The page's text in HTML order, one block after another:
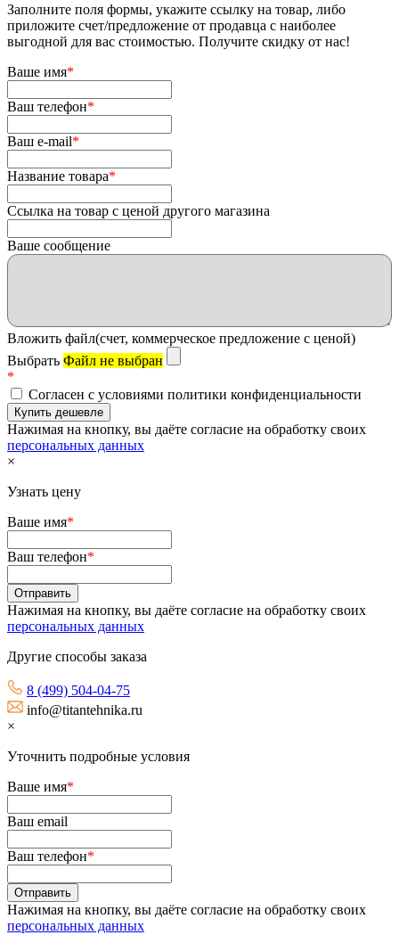
Заполните поля формы, укажите ссылку на товар, либо
приложите счет/предложение от продавца с наиболее
выгодной для вас стоимостью. Получите скидку от нас!
Ваше имя*
Ваш телефон*
Ваш e-mail*
Название товара*
Ссылка на товар с ценой другого магазина
Ваше сообщение
Вложить файл(счет, коммерческое предложение с ценой)
Выбрать Файл не выбран
*
Согласен с условиями политики конфиденциальности
Нажимая на кнопку, вы даёте согласие на обработку своих
персональных данных
×
Узнать цену
Ваше имя*
Ваш телефон*
Нажимая на кнопку, вы даёте согласие на обработку своих
персональных данных
Другие способы заказа
8 (499) 504-04-75
info@titantehnika.ru
×
Уточнить подробные условия
Ваше имя*
Ваш email
Ваш телефон*
Нажимая на кнопку, вы даёте согласие на обработку своих
персональных данных